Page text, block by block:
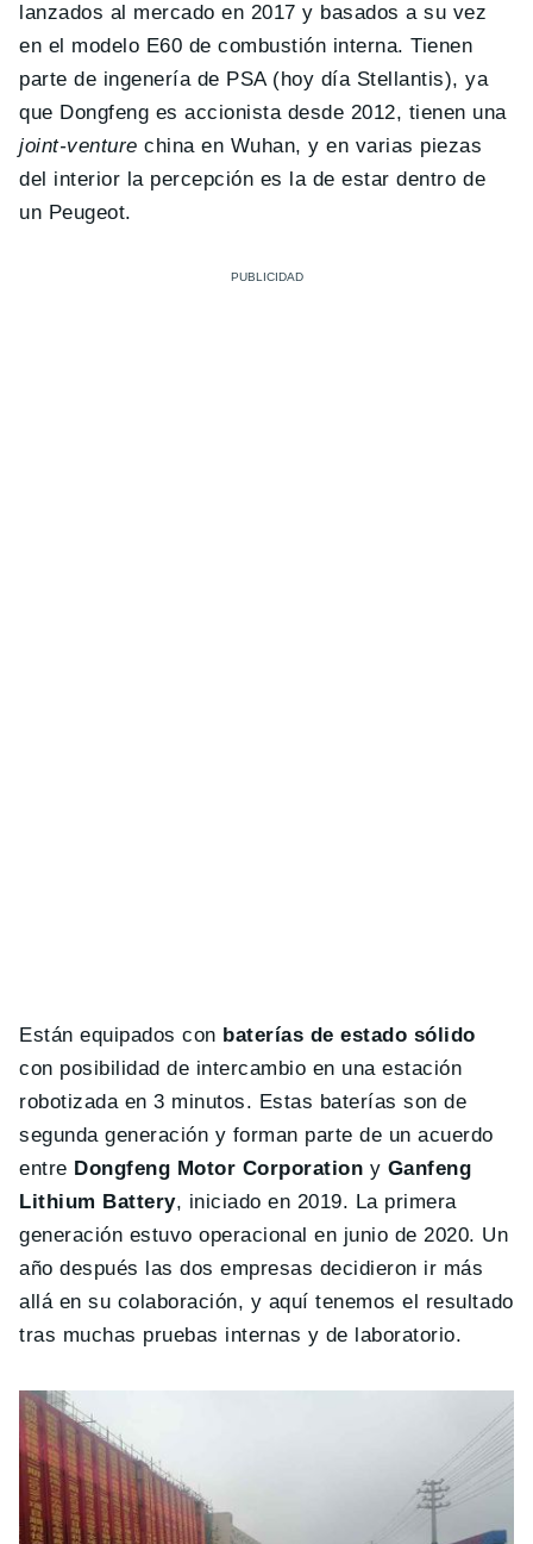
lanzados al mercado en 2017 y basados a su vez
en el modelo E60 de combustión interna. Tienen
parte de ingenería de PSA (hoy día Stellantis), ya
que Dongfeng es accionista desde 2012, tienen una
joint-venture china en Wuhan, y en varias piezas
del interior la percepción es la de estar dentro de
un Peugeot.
Están equipados con baterías de estado sólido
con posibilidad de intercambio en una estación
robotizada en 3 minutos. Estas baterías son de
segunda generación y forman parte de un acuerdo
entre Dongfeng Motor Corporation y Ganfeng
Lithium Battery, iniciado en 2019. La primera
generación estuvo operacional en junio de 2020. Un
año después las dos empresas decidieron ir más
allá en su colaboración, y aquí tenemos el resultado
tras muchas pruebas internas y de laboratorio.